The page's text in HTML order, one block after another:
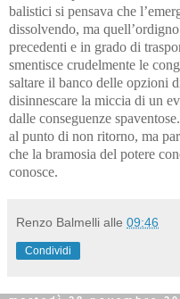
balistici si pensava che
dissolvendo, ma
precedenti e in grado di
smentisce crudelmente le
saltare il banco delle opzioni
disinnescare la miccia di un
dalle conseguenze
al punto di non ritorno, ma
che la bramosia del potere
conosce.
Renzo Balmelli alle 09:46
Condividi